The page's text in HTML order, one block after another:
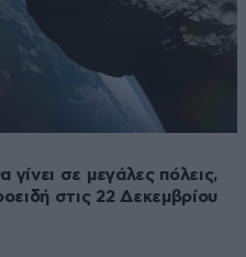
γίνει σε μεγάλες πόλεις,
στις 22 Δεκεμβρίου